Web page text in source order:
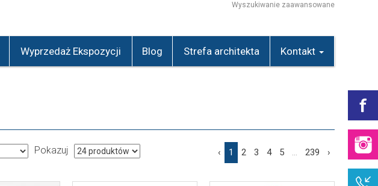
Wyszukiwanie zaawansowane
Wyprzedaż Ekspozycji Blog Strefa architekta Kontakt
Pokazuj ‹ 1 2 3 4 5 ... 239 ›